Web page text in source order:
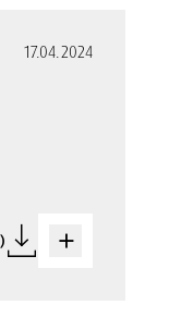
17.04.2024